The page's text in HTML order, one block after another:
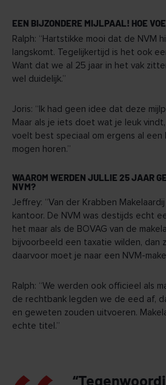
EEN BIJZONDERE MIJLPAAL! HOE
Ralph: “Hartstikke mooi dat de NVM
langskomt. Tegelijkertijd is het ook
Want dat we al 25 jaar in het vak
wel duidelijk.”
Joris: “Ik had geen idee dat deze
Maar als je iets doet wat je leuk
voelt best speciaal om ergens al een
mogen horen.”
WAAROM WERDEN JULLIE 25 JAAR
NVM?
Jeffrey: “Van der Krabben
kantoor. De NVM was destijds echt
het maar als de BOVAG van de
bijvoorbeeld een taxatie wilden, dan
daarvoor moet je naar een NVM-
Ralph: “We werden ook officieel als
de rechtbank legden we de eed af,
en geweten zouden uitvoeren.
echte titel.”